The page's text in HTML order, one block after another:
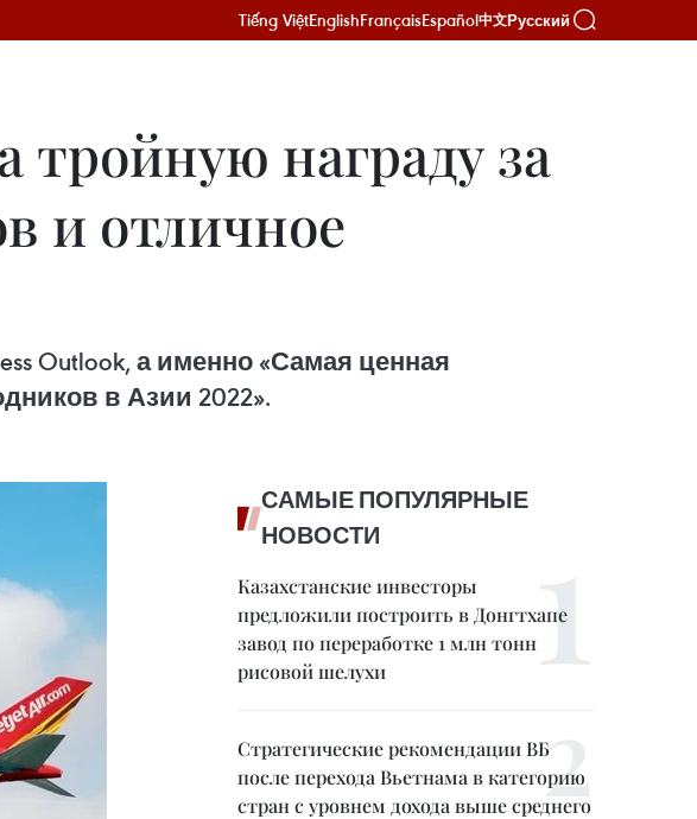
Tiếng ViệtEnglishFrançaisEspañol中文Русский
награду за
и отличное
Outlook, а именно «Самая ценная
в Азии 2022».
САМЫЕ ПОПУЛЯРНЫЕ
НОВОСТИ
Казахстанские инвесторы
предложили построить в Донгтхапе
завод по переработке 1 млн тонн
рисовой шелухи
Стратегические рекомендации ВБ
после перехода Вьетнама в категорию
стран с уровнем дохода выше среднего